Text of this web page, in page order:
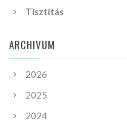
Tisztítás
ARCHIVUM
2026
2025
2024